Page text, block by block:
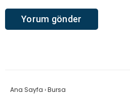
Ana Sayfa ›Bursa